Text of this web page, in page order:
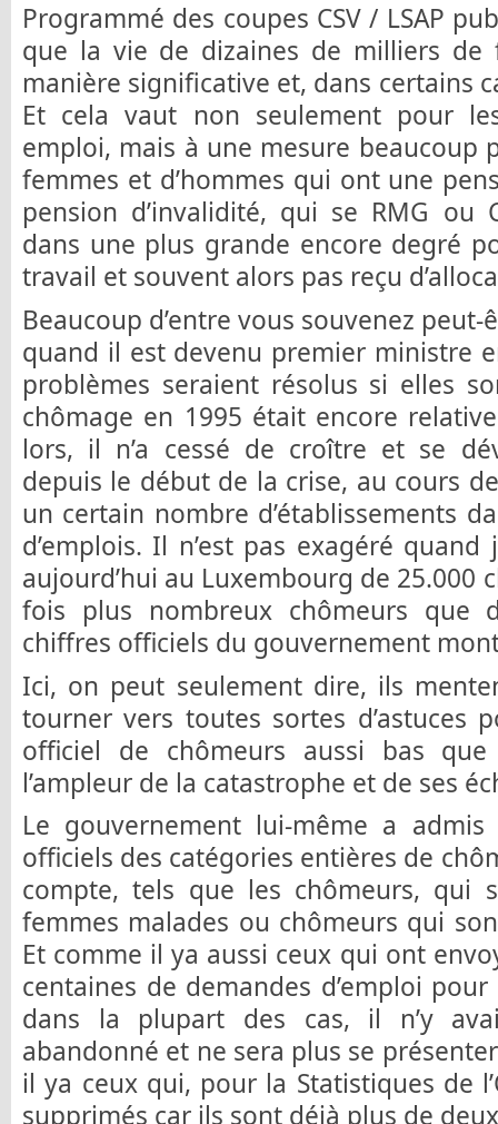
Programmé des coupes CSV / LSAP
que la vie de dizaines de milliers de
manière significative et, dans certains
Et cela vaut non seulement pour
emploi, mais à une mesure beaucoup
femmes et d’hommes qui ont une
pension d’invalidité, qui se RMG ou
dans une plus grande encore degré
travail et souvent alors pas reçu
Beaucoup d’entre vous souvenez
quand il est devenu premier ministre
problèmes seraient résolus si elles
chômage en 1995 était encore
lors, il n’a cessé de croître et se
depuis le début de la crise, au cours
un certain nombre d’établissements
d’emplois. Il n’est pas exagéré
aujourd’hui au Luxembourg de 25.000
fois plus nombreux chômeurs que
chiffres officiels du gouvernement
Ici, on peut seulement dire, ils
tourner vers toutes sortes d’astuces
officiel de chômeurs aussi bas
l’ampleur de la catastrophe et de ses
Le gouvernement lui-même a
officiels des catégories entières de
compte, tels que les chômeurs, qui
femmes malades ou chômeurs qui
Et comme il ya aussi ceux qui ont
centaines de demandes d’emploi
dans la plupart des cas, il n’y
abandonné et ne sera plus se
il ya ceux qui, pour la Statistiques de
supprimés car ils sont déjà plus de